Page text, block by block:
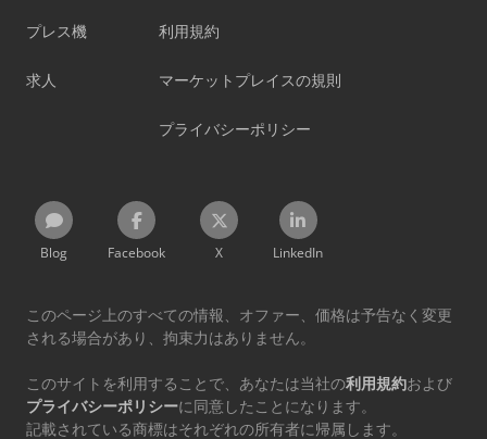
プレス機
求人
利用規約
マーケットプレイスの規則
プライバシーポリシー
Blog Facebook X LinkedIn
このページ上のすべての情報、オファー、価格は予告なく変更
される場合があり、拘束力はありません。
このサイトを利用することで、あなたは当社の利用規約および
プライバシーポリシーに同意したことになります。
記載されている商標はそれぞれの所有者に帰属します。